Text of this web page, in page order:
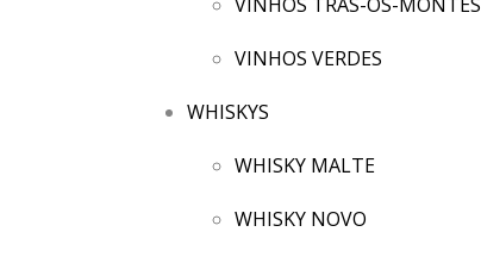
VINHOS VERDES
WHISKYS
WHISKY MALTE
WHISKY NOVO